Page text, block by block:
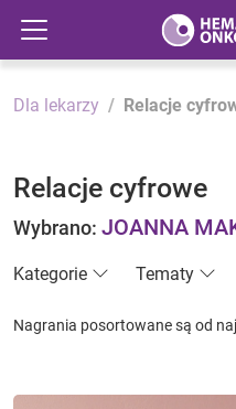
Dla lekarzy Relacje
Relacje cyfrowe
Wybrano: JOANNA
Kategorie Tematy
Nagrania posortowane są od